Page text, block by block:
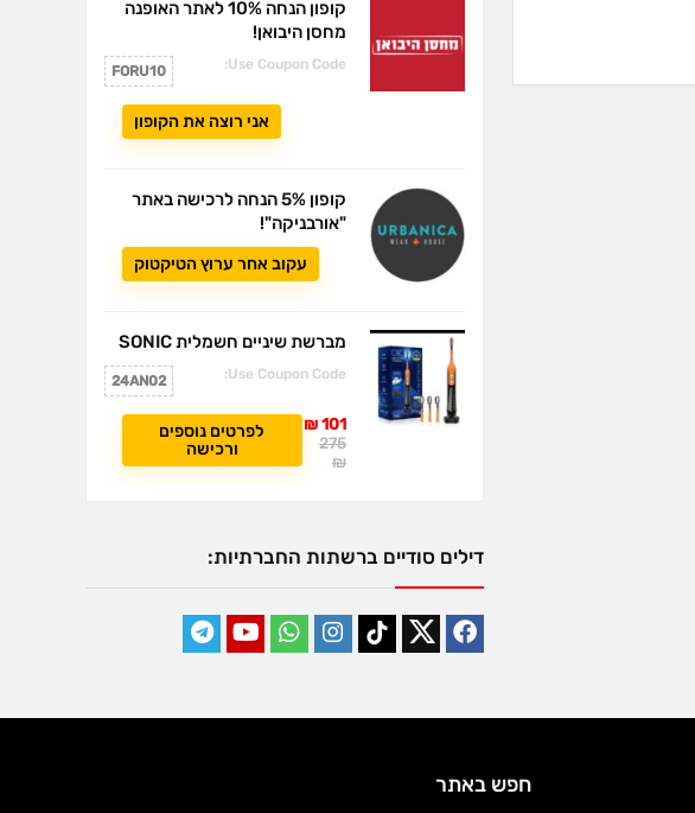
קופון הנחה 10% לאתר האופנה
מחסן היבואן!
Use Coupon Code:
FORU10
אני רוצה את הקופון
קופון 5% הנחה לרכישה באתר
"אורבניקה"!
עקוב אחר ערוץ הטיקטוק
מברשת שיניים חשמלית SONIC
Use Coupon Code:
24AN02
101 ₪
275
₪
לפרטים נוספים
ורכישה
דילים סודיים ברשתות החברתיות:
חפש באתר